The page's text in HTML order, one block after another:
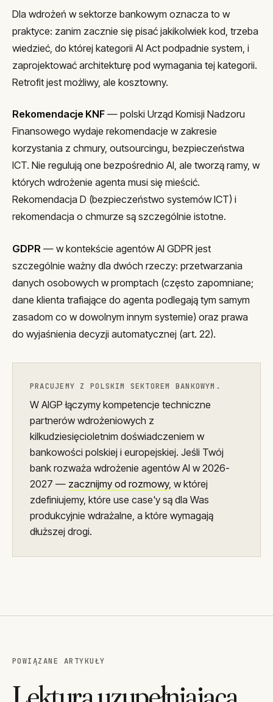
Dla wdrożeń w sektorze bankowym oznacza to w
praktyce: zanim zacznie się pisać jakikolwiek kod, trzeba
wiedzieć, do której kategorii AI Act podpadnie system, i
zaprojektować architekturę pod wymagania tej kategorii.
Retrofit jest możliwy, ale kosztowny.
Rekomendacje KNF — polski Urząd Komisji Nadzoru
Finansowego wydaje rekomendacje w zakresie
korzystania z chmury, outsourcingu, bezpieczeństwa
ICT. Nie regulują one bezpośrednio AI, ale tworzą ramy, w
których wdrożenie agenta musi się mieścić.
Rekomendacja D (bezpieczeństwo systemów ICT) i
rekomendacja o chmurze są szczególnie istotne.
GDPR — w kontekście agentów AI GDPR jest
szczególnie ważny dla dwóch rzeczy: przetwarzania
danych osobowych w promptach (często zapomniane;
dane klienta trafiające do agenta podlegają tym samym
zasadom co w dowolnym innym systemie) oraz prawa
do wyjaśnienia decyzji automatycznej (art. 22).
PRACUJEMY Z POLSKIM SEKTOREM BANKOWYM.
W AIGP łączymy kompetencje techniczne
partnerów wdrożeniowych z
kilkudziesięcioletnim doświadczeniem w
bankowości polskiej i europejskiej. Jeśli Twój
bank rozważa wdrożenie agentów AI w 2026-
2027 — zacznijmy od rozmowy, w której
zdefiniujemy, które use case'y są dla Was
produkcyjnie wdrażalne, a które wymagają
dłuższej drogi.
POWIĄZANE ARTYKUŁY